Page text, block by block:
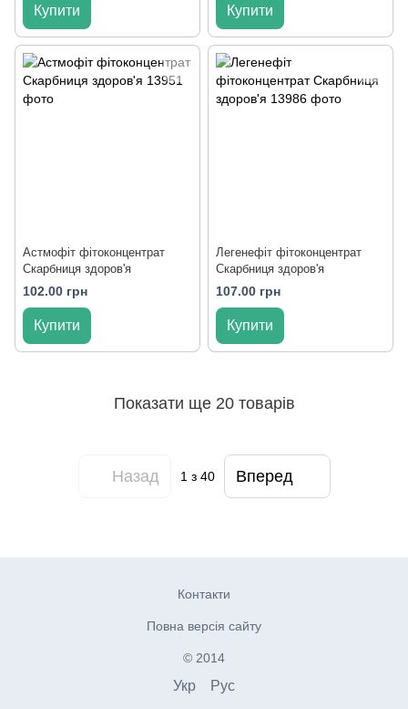
Купити Купити
Астмофіт фітоконцентрат
Скарбниця здоров'я
102.00 грн
Купити
Легенефіт фітоконцентрат
Скарбниця здоров'я
107.00 грн
Купити
Показати ще 20 товарів
Назад 1з 40 Вперед
Контакти
Повна версія сайту
© 2014
Укр Рус